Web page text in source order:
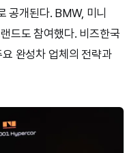
공개된다. BMW, 미니
드도 참여했다. 비즈한국
완성차 업체의 전략과